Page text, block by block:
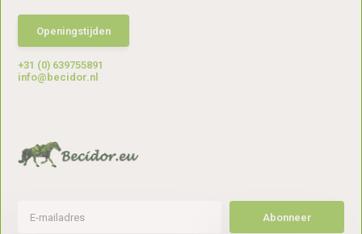
Openingstijden
+31 (0) 639755891
info@becidor.nl
Abonneer